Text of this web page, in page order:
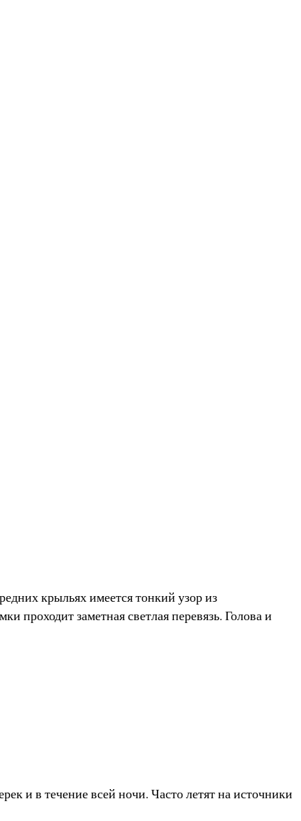
крыльях имеется тонкий узор из
проходит заметная светлая перевязь. Голова и
и в течение всей ночи. Часто летят на источники